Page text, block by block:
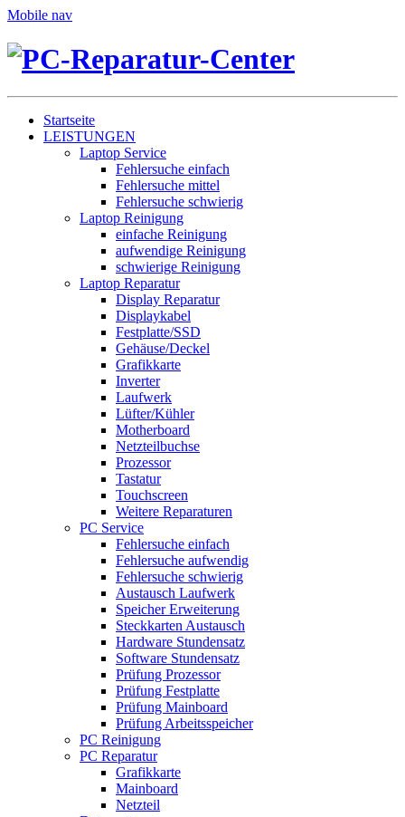
Mobile nav
Startseite
LEISTUNGEN
Laptop Service
Fehlersuche einfach
Fehlersuche mittel
Fehlersuche schwierig
Laptop Reinigung
einfache Reinigung
aufwendige Reinigung
schwierige Reinigung
Laptop Reparatur
Display Reparatur
Displaykabel
Festplatte/SSD
Gehäuse/Deckel
Grafikkarte
Inverter
Laufwerk
Lüfter/Kühler
Motherboard
Netzteilbuchse
Prozessor
Tastatur
Touchscreen
Weitere Reparaturen
PC Service
Fehlersuche einfach
Fehlersuche aufwendig
Fehlersuche schwierig
Austausch Laufwerk
Speicher Erweiterung
Steckkarten Austausch
Hardware Stundensatz
Software Stundensatz
Prüfung Prozessor
Prüfung Festplatte
Prüfung Mainboard
Prüfung Arbeitsspeicher
PC Reinigung
PC Reparatur
Grafikkarte
Mainboard
Netzteil